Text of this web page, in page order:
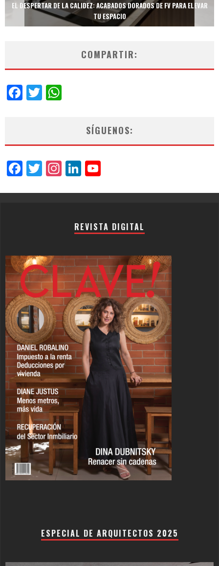
TECNOLOGÍA Y BIENESTAR DE VANGUARDIA: EL INODORO INTELIGENTE
NEOTECH DE FV.
COMPARTIR:
Facebook
Twitter
SÍGUENOS:
Facebook
Twitter
Instagram
LinkedIn
REVISTA DIGITAL
ESPECIAL DE ARQUITECTOS 2025